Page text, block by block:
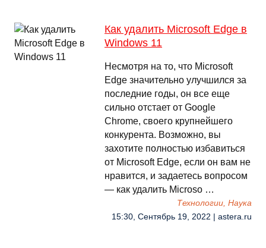
Как удалить Microsoft Edge в
Windows 11
Несмотря на то, что Microsoft
Edge значительно улучшился за
последние годы, он все еще
сильно отстает от Google
Chrome, своего крупнейшего
конкурента. Возможно, вы
захотите полностью избавиться
от Microsoft Edge, если он вам не
нравится, и задаетесь вопросом
— как удалить Microso …
Технологии, Наука
15:30, Сентябрь 19, 2022 | astera.ru